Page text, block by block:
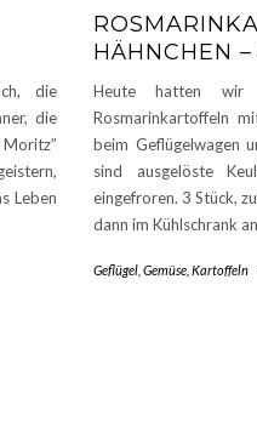
die
die
Leben
HÄHNCHEN –
Heute hatten wir
Rosmarinkartoffeln
beim Geflügelwagen
sind ausgelöste
eingefroren. 3 Stück,
dann im Kühlschrank
Geflügel Gemüse Kartoffeln